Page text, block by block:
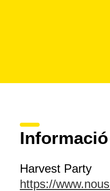
Harvest Party
https://